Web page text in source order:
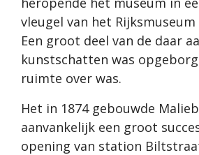
vleugel van het
Een groot deel van de daar
kunstschatten was
ruimte over was.
Het in 1874 gebouwde
aanvankelijk een groot
opening van station